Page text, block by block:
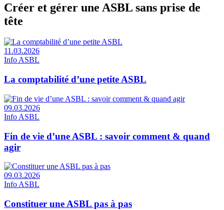
Créer et gérer une ASBL sans prise de
tête
11.03.2026
Info ASBL
La comptabilité d’une petite ASBL
09.03.2026
Info ASBL
Fin de vie d’une ASBL : savoir comment & quand
agir
09.03.2026
Info ASBL
Constituer une ASBL pas à pas